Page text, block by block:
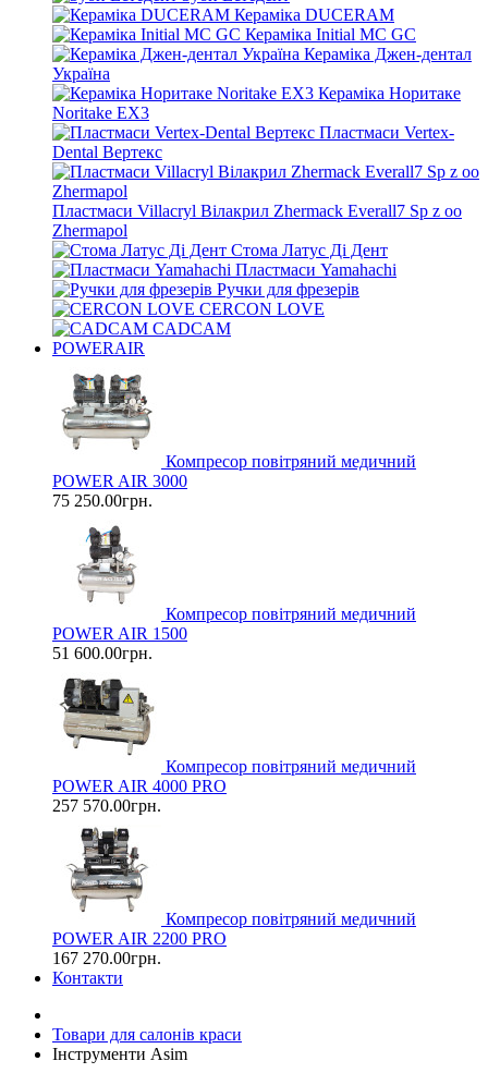
Кераміка DUCERAM
Кераміка Initial MC GC
Кераміка Джен-дентал
Україна
Кераміка Норитаке
Noritake EX3
Пластмаси Vertex-
Dental Вертекс
Пластмаси Villacryl Вілакрил Zhermack Everall7 Sp z oo
Zhermapol
Стома Латус Ді Дент
Пластмаси Yamahachi
Ручки для фрезерів
CERCON LOVE
CADCAM
POWERAIR
Компресор повітряний медичний
POWER AIR 3000
75 250.00грн.
Компресор повітряний медичний
POWER AIR 1500
51 600.00грн.
Компресор повітряний медичний
POWER AIR 4000 PRO
257 570.00грн.
Компресор повітряний медичний
POWER AIR 2200 PRO
167 270.00грн.
Контакти
Товари для салонів краси
Інструменти Asim